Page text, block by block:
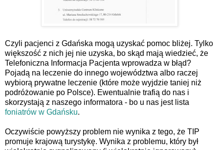
Czyli pacjenci z Gdańska mogą uzyskać pomoc bliżej. Tylko
większość z nich jej nie uzyska, bo skąd mają wiedzieć, że
Telefoniczna Informacja Pacjenta wprowadza w błąd?
Pojadą na leczenie do innego województwa albo raczej
wybiorą prywatne leczenie (które może wyjdzie taniej niż
podróżowanie po Polsce). Ewentualnie trafią do nas i
skorzystają z naszego informatora - bo u nas jest lista
foniatrów w Gdańsku.
Oczywiście powyższy problem nie wynika z tego, że TIP
promuje krajową turystykę. Wynika z problemu, który był